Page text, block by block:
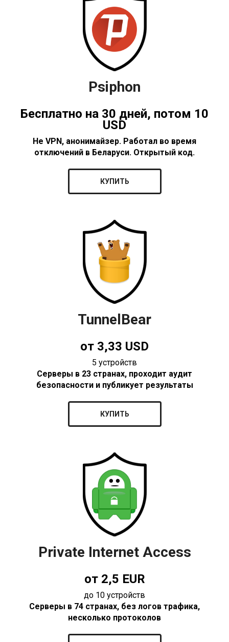
Psiphon
Бесплатно на 30 дней, потом 10
USD
Не VPN, анонимайзер. Работал во время
отключений в Беларуси. Открытый код.
КУПИТЬ
TunnelBear
от 3,33 USD
5 устройств
Серверы в 23 странах, проходит аудит
безопасности и публикует результаты
КУПИТЬ
Private Internet Access
от 2,5 EUR
до 10 устройств
Серверы в 74 странах, без логов трафика,
несколько протоколов